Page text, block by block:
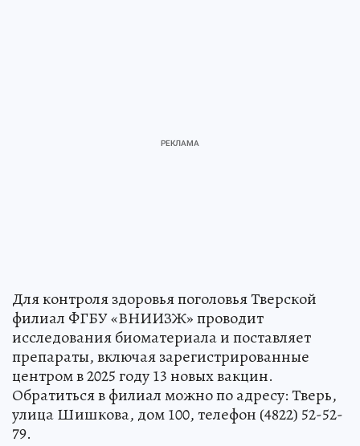
Для контроля здоровья поголовья Тверской
филиал ФГБУ «ВНИИЗЖ» проводит
исследования биоматериала и поставляет
препараты, включая зарегистрированные
центром в 2025 году 13 новых вакцин.
Обратиться в филиал можно по адресу: Тверь,
улица Шишкова, дом 100, телефон (4822) 52-52-
79.